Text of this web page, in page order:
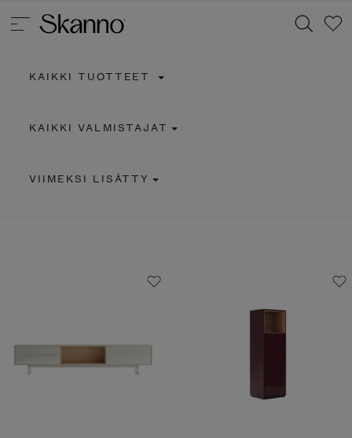
KAIKKI TUOTTEET
KAIKKI VALMISTAJAT
VIIMEKSI LISÄTTY